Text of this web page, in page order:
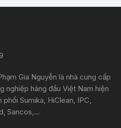
Gia Nguyễn là nhà cung cấp
nghiệp hàng đầu Việt Nam hiện
Sumika, HiClean, IPC,
Sancos,...